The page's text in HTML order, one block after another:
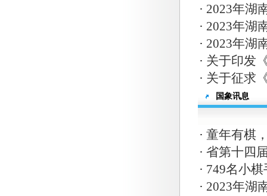
· 2023年湖
· 2023年湖
· 2023年湖
· 关于印发
· 关于征求
国象讯息
· 童年有棋
· 省第十四
· 749名小
· 2023年湖